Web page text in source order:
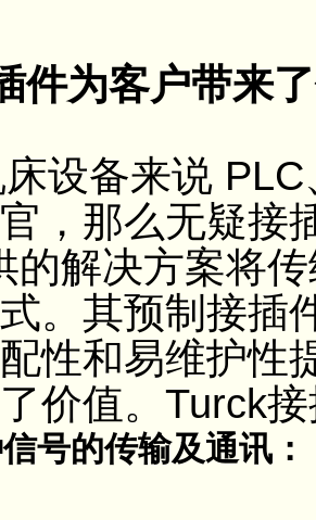
件为客户带来
设备来说
，那么无疑接
的解决方案将
。其预制接插
性和易维护性
价值。Turck
号的传输及通讯：